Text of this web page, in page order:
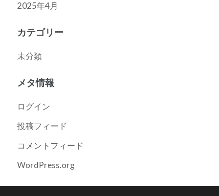
2025年4月
カテゴリー
未分類
メタ情報
ログイン
投稿フィード
コメントフィード
WordPress.org